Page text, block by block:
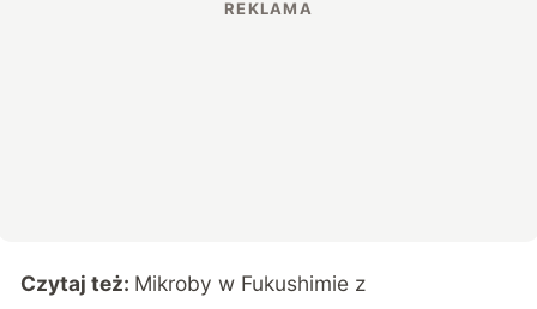
Czytaj też: Mikroby w Fukushimie z